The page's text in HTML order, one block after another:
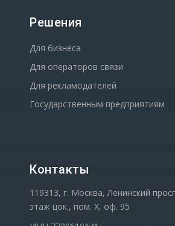
Решения
Для бизнеса
Для операторов связи
Для рекламодателей
Государственным предприятиям
Контакты
119313, г. Москва, Ленинский
этаж цок., пом. Х, оф. 95